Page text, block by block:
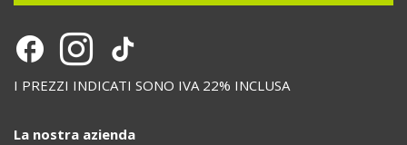
I PREZZI INDICATI SONO IVA 22% INCLUSA
La nostra azienda